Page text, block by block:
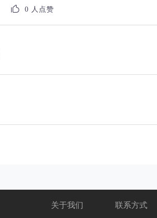
 0 人点赞
关于我们 联系方式